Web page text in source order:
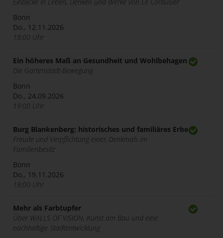
Bonn
Do., 12.11.2026
19:00 Uhr
Ein höheres Maß an Gesundheit und Wohlbehagen
Die Gartenstadt-Bewegung
Bonn
Do., 24.09.2026
19:00 Uhr
Burg Blankenberg: historisches und familiäres Erbe
Freude und Verpflichtung eines Denkmals im
Familienbesitz
Bonn
Do., 19.11.2026
19:00 Uhr
Mehr als Farbtupfer
Über WALLS OF VISION, Kunst am Bau und eine
nachhaltige Stadtentwicklung